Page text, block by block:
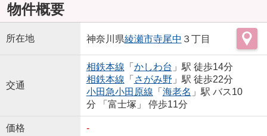
物件概要
所在地 神奈川県綾瀬市寺尾中 ３丁目
交通
相鉄本線 「 かしわ台 」駅 徒歩14分
相鉄本線 「 さがみ野 」駅 徒歩22分
小田急小田原線 「 海老名 」駅 バス10
分 「富士塚」 停歩11分
価格 -